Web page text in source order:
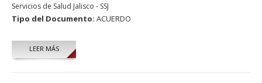
Servicios de Salud Jalisco - SSJ
Tipo del Documento: ACUERDO
LEER MÁS